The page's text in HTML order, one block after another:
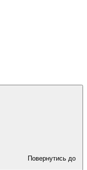
Повернутись до